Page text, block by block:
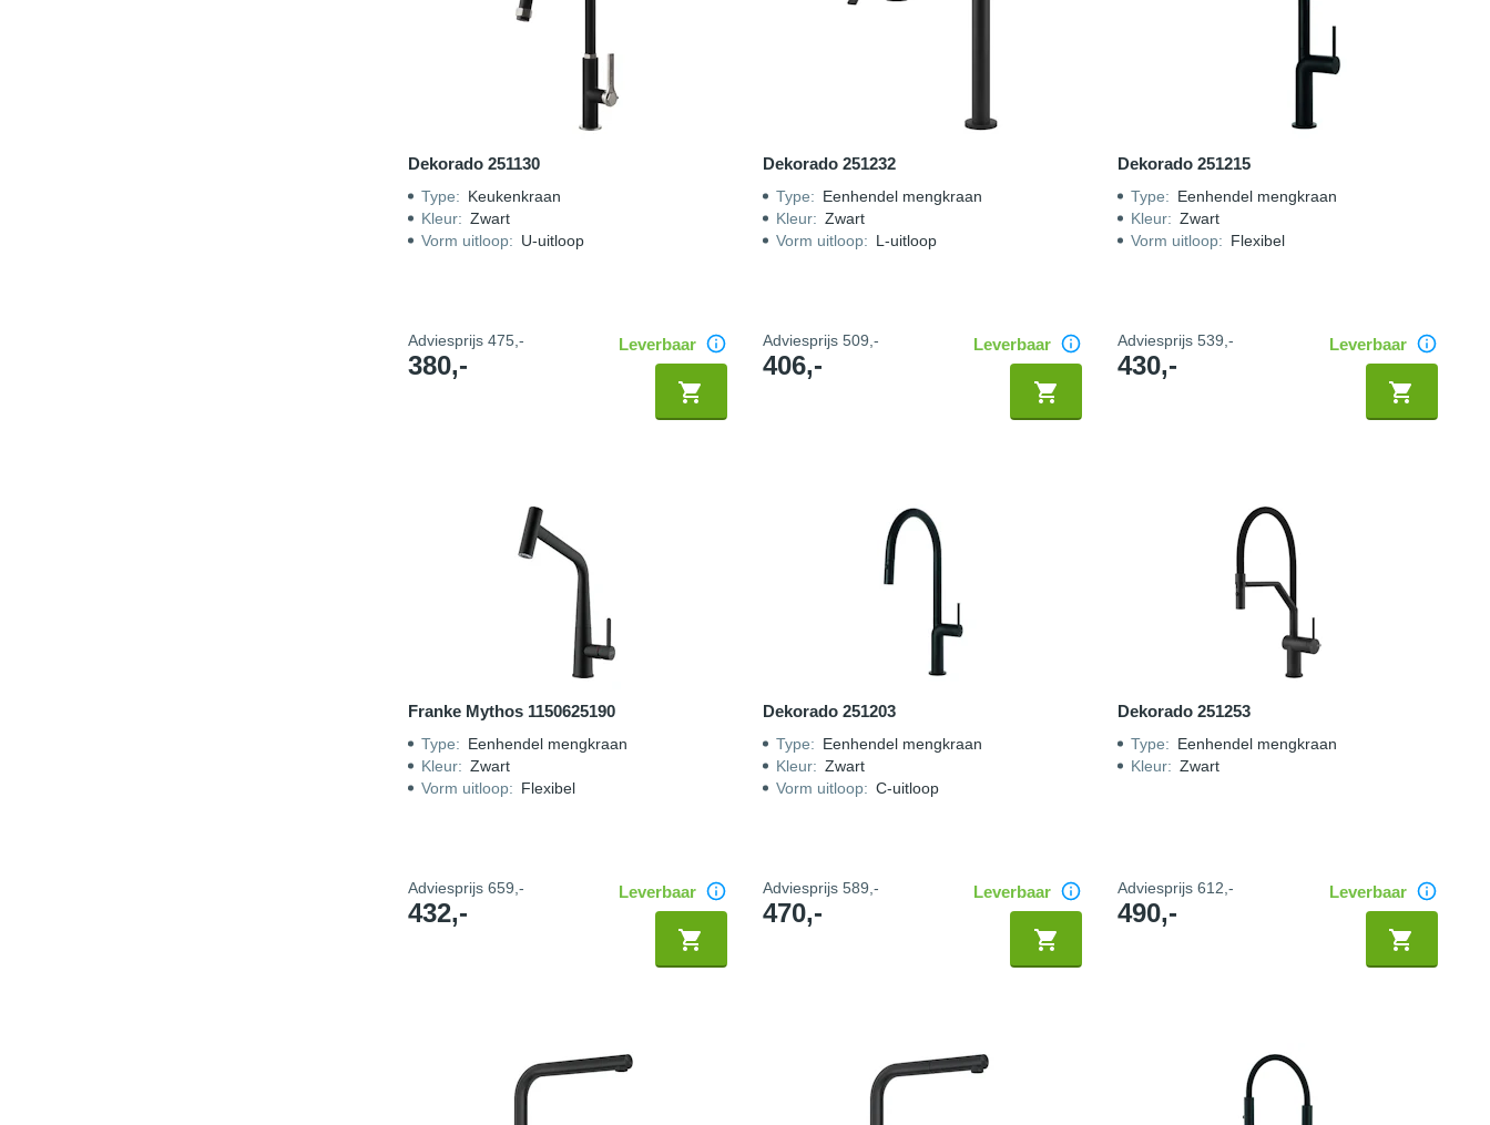
Dekorado 251130
Type: Keukenkraan
Kleur: Zwart
Vorm uitloop: U-uitloop
Adviesprijs 475,-
380,-
Leverbaar
Dekorado 251232
Type: Eenhendel mengkraan
Kleur: Zwart
Vorm uitloop: L-uitloop
Adviesprijs 509,-
406,-
Leverbaar
Dekorado 251215
Type: Eenhendel mengkraan
Kleur: Zwart
Vorm uitloop: Flexibel
Adviesprijs539,-
430,-
Leverbaar
Franke Mythos 1150625190
Type: Eenhendel mengkraan
Kleur: Zwart
Vorm uitloop: Flexibel
Adviesprijs 659,-
432,-
Leverbaar
Dekorado 251203
Type: Eenhendel mengkraan
Kleur: Zwart
Vorm uitloop: C-uitloop
Adviesprijs 589,-
470,-
Leverbaar
Dekorado 251253
Type: Eenhendel mengkraan
Kleur: Zwart
Adviesprijs612,-
490,-
Leverbaar